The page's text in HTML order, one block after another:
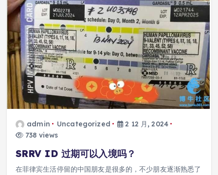
admin Uncategorized
2 12 月, 2024
738 views
SRRV ID 过期可以入境吗？
在菲律宾生活停留的中国朋友是很多的，不少朋友逐渐熟悉了